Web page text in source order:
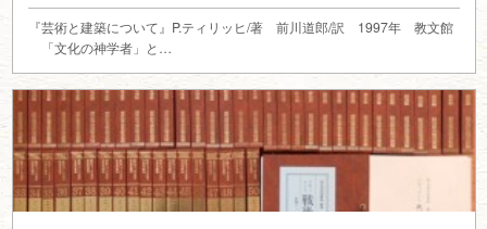
『芸術と建築について』P.ティリッヒ/著 前川道郎/訳 1997年 教文館
「文化の神学者」と…